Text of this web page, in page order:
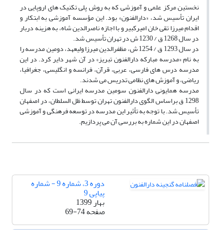
نخستین مرکز علمی و آموزشی که به روش پلی تکنیک های اروپایی در
ایران تأسیس شد، «دارالفنون» بود. این مؤسسه آموزشی به ابتکار و
اقدام میرزا تقی خان امیرکبیر و با اجازه ناصرالدین شاه، به هزینه دربار
در سال 1268 ق / 1230 ش در تهران تأسیس شد.
در سال 1293 ق / 1254 ش، مظفرالدین میرزا ولیعهد، دومین مدرسه را
به نام «مدرسه مبارکه دارالفنون تبریز» در آن شهر دایر کرد. در این
مدرسه درس های فارسی، عربی، قرآن، فرانسه و انگلیسی، جغرافیا،
ریاضی، و آموزش های نظامی تدریس می شدند.
مدرسه همایونی دارالفنون سومین مدرسه ایرانی است که در سال
1298 ق براساس الگوی دارالفنون تهران توسط ظل السلطان، در اصفهان
تأسیس شد. با توجه به تأثیر این مدرسه در توسعه فرهنگی و آموزشی
اصفهان در این شماره به بررسی آن می پردازیم.
دوره 3، شماره 9 - شماره
پیاپی 9
بهار 1399
صفحه69-74